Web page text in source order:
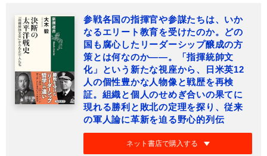
参戦各国の指揮官や参謀たちは、いか
なるエリート教育を受けたのか。どの
国も腐心したリーダーシップ醸成の方
策とは何なのか――。「指揮統帥文
化」という新たな視座から、日米英12
人の個性豊かな人物像と戦歴を再検
証。組織と個人のせめぎ合いの果てに
現れる勝利と敗北の定理を探り、従来
の軍人論に革新を迫る野心的列伝
ネット書店で購入する